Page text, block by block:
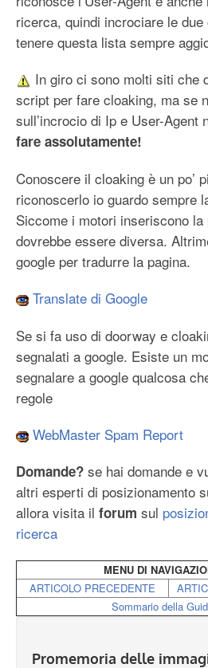
ricerca, quindi incrociare le
tenere questa lista sempre
In giro ci sono molti siti che
script per fare cloaking, ma se
sull’incrocio di Ip e User-Agent
fare assolutamente!
Conoscere il cloaking è un po’
riconoscerlo io guardo sempre
Siccome i motori inseriscono
dovrebbe essere diversa.
google per tradurre la pagina.
Translate di Google
Se si fa uso di doorway e
segnalati a google. Esiste un
segnalare a google qualcosa
regole
WebMaster Spam Report
Domande? se hai domande e
altri esperti di posizionamento
allora visita il forum sul
ricerca
MENU DI
ARTICOLO PRECEDENTE
Sommario della
Promemoria delle